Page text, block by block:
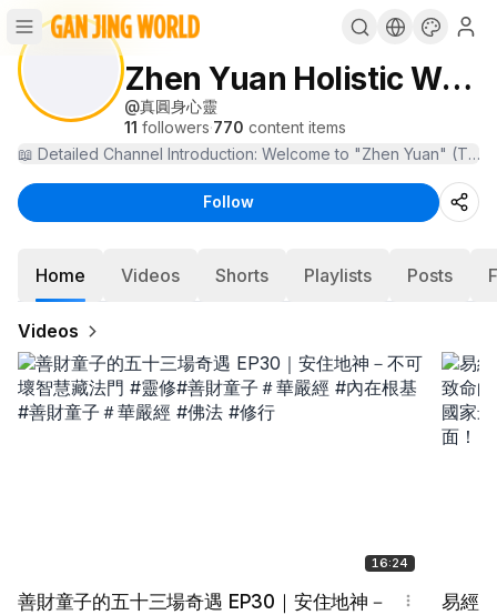
Zhen Yuan Holistic Wellness
@真圓身心靈
11 followers·770 content items
Follow
Home Videos Shorts Playlists Posts
Videos
16:24
善財童子的五十三場奇遇 EP30｜安住地神－
易經